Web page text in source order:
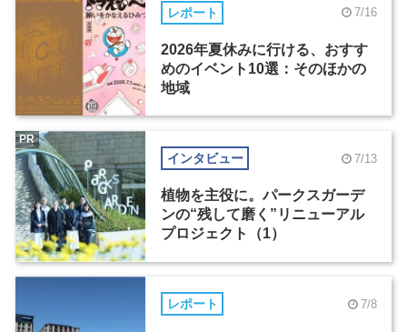
レポート 7/16
2026年夏休みに行ける、おすす
めのイベント10選：そのほかの
地域
インタビュー 7/13
植物を主役に。パークスガーデ
ンの“残して磨く”リニューアル
プロジェクト（1）
PR
レポート 7/8